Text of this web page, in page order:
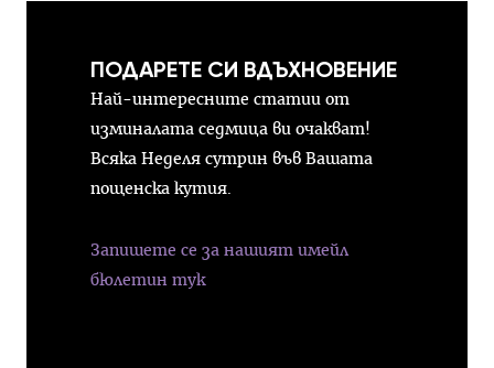
ПОДАРЕТЕ СИ ВДЪХНОВЕНИЕ
Най-интересните статии от
изминалата седмица ви очакват!
Всяка Неделя сутрин във Вашата
пощенска кутия.
Запишете се за нашият имейл
бюлетин тук